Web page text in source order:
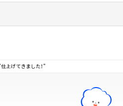
上げてきました！”